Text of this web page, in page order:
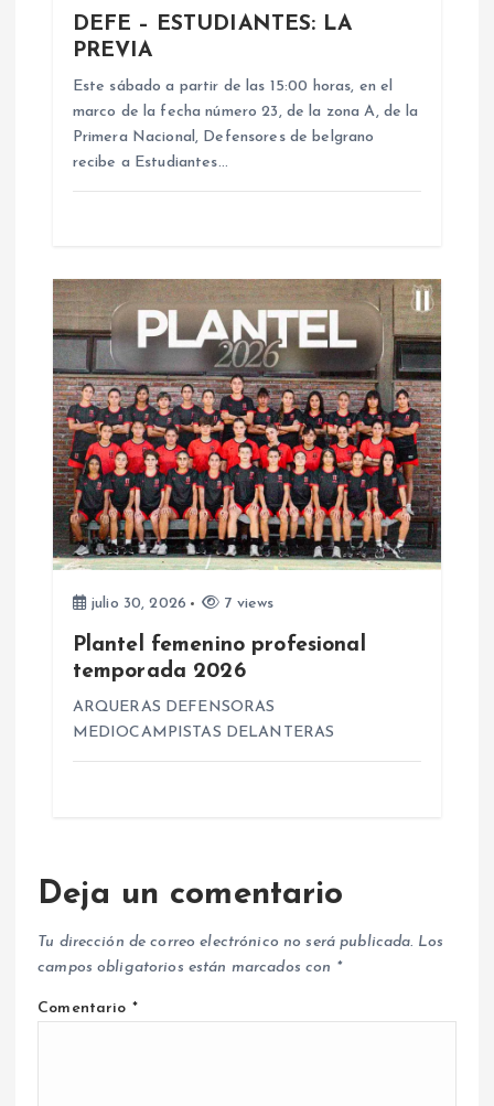
a
d
a
s
DEFE – ESTUDIANTES: LA
PREVIA
Este sábado a partir de las 15:00 horas, en el
marco de la fecha número 23, de la zona A, de la
Primera Nacional, Defensores de belgrano
recibe a Estudiantes…
julio 30, 2026 7 views
Plantel femenino profesional
temporada 2026
ARQUERAS DEFENSORAS
MEDIOCAMPISTAS DELANTERAS
Deja un comentario
Tu dirección de correo electrónico no será publicada. Los
campos obligatorios están marcados con *
Comentario *